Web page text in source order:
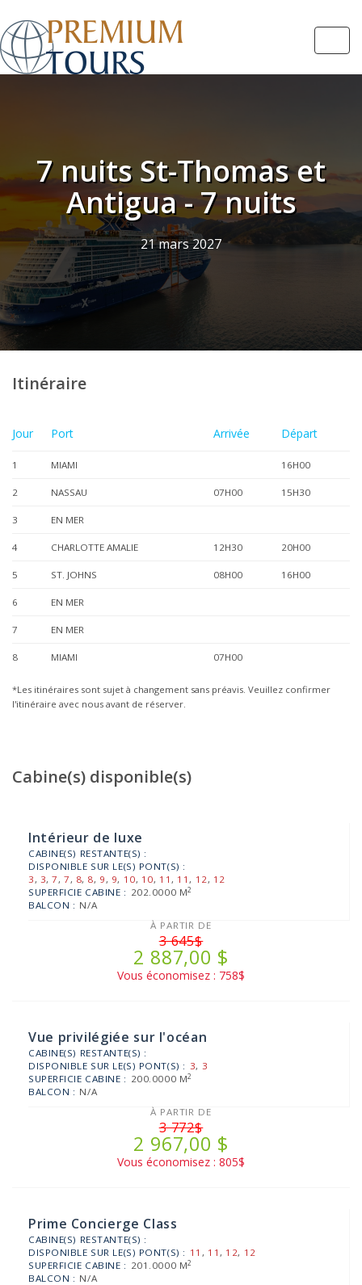
7 nuits St-Thomas et
Antigua - 7 nuits
21 mars 2027
Itinéraire
Jour Port Arrivée Départ
1 MIAMI 16H00
2 NASSAU 07H00 15H30
3 EN MER
4 CHARLOTTE AMALIE 12H30 20H00
5 ST. JOHNS 08H00 16H00
6 EN MER
7 EN MER
8 MIAMI 07H00
*Les itinéraires sont sujet à changement sans préavis. Veuillez confirmer
l'itinéraire avec nous avant de réserver.
Cabine(s) disponible(s)
Intérieur de luxe
CABINE(S) RESTANTE(S) :
DISPONIBLE SUR LE(S) PONT(S) :
3, 3,7,7, 8, 8, 9, 9, 10, 10, 11, 11, 12, 12
SUPERFICIE CABINE : 202.0000 M2
BALCON : N/A
À PARTIR DE
3 645$
2 887,00 $
Vous économisez : 758$
Vue privilégiée sur l'océan
CABINE(S) RESTANTE(S) :
DISPONIBLE SUR LE(S) PONT(S) : 3, 3
SUPERFICIE CABINE : 200.0000 M2
BALCON : N/A
À PARTIR DE
3 772$
2 967,00 $
Vous économisez : 805$
Prime Concierge Class
CABINE(S) RESTANTE(S) :
DISPONIBLE SUR LE(S) PONT(S) : 11 , 11, 12, 12
SUPERFICIE CABINE : 201.0000 M2
BALCON : N/A